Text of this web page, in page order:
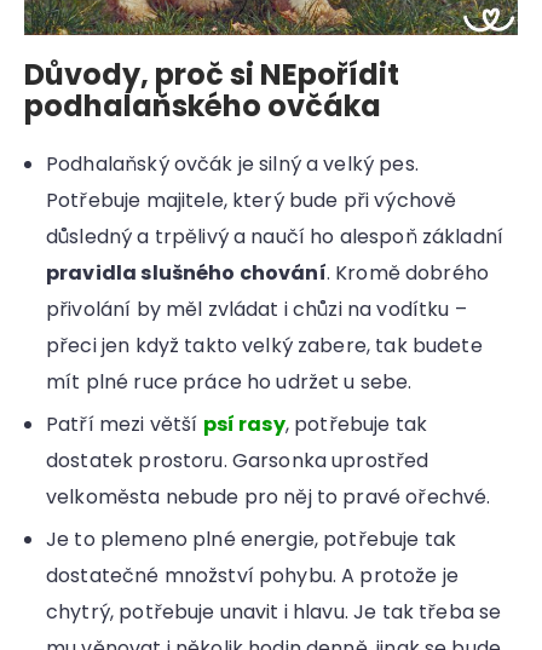
Důvody, proč si NEpořídit
podhalaňského ovčáka
Podhalaňský ovčák je silný a velký pes.
Potřebuje majitele, který bude při výchově
důsledný a trpělivý a naučí ho alespoň základní
pravidla slušného chování. Kromě dobrého
přivolání by měl zvládat i chůzi na vodítku –
přeci jen když takto velký zabere, tak budete
mít plné ruce práce ho udržet u sebe.
Patří mezi větší psí rasy, potřebuje tak
dostatek prostoru. Garsonka uprostřed
velkoměsta nebude pro něj to pravé ořechvé.
Je to plemeno plné energie, potřebuje tak
dostatečné množství pohybu. A protože je
chytrý, potřebuje unavit i hlavu. Je tak třeba se